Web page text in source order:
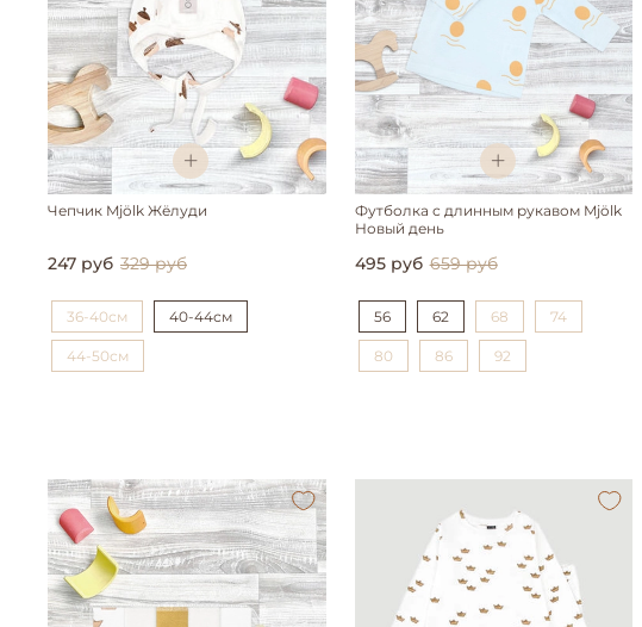
Чепчик Mjölk Жёлуди
247 руб 329 руб
36-40см 40-44см
44-50см
Футболка с длинным рукавом Mjölk
Новый день
495 руб 659 руб
56 62 68 74
80 86 92